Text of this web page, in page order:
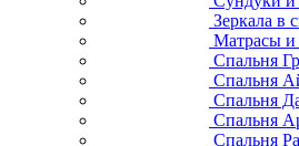
Зеркала в
Матрасы и
Спальня
Спальня
Спальня
Спальня
Спальня